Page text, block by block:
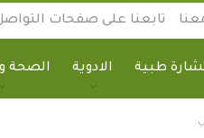
تابعنا على صفحات
طبية الادوية الصحة